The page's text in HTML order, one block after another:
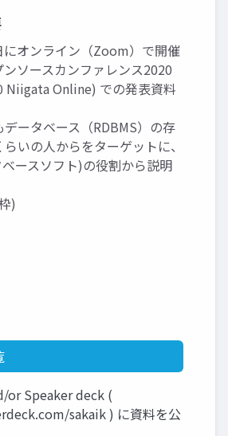
オンライン（Zoom）で開催
ソースカンファレンス2020
Niigata Online) での発表資料
ータベース（RDBMS）の存
いの人からをターゲットに、
ースソフト)の役割から説明
)
or Speaker deck (
sakaik ) に資料を公